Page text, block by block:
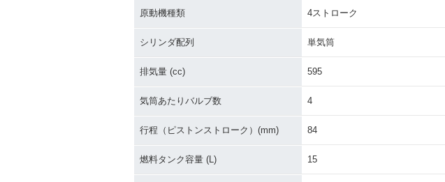
原動機種類 4ストローク
シリンダ配列 単気筒
排気量 (cc) 595
気筒あたりバルブ数 4
行程（ピストンストローク）(mm) 84
燃料タンク容量 (L) 15